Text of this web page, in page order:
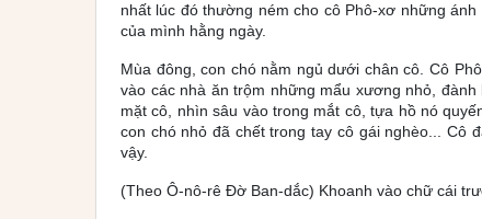
nhất lúc đó thường ném cho cô Phô-xơ những
của mình hằng ngày.
Mùa đông, con chó nằm ngủ dưới chân cô. Cô
vào các nhà ăn trộm những mẩu xương nhỏ,
mặt cô, nhìn sâu vào trong mắt cô, tựa hồ nó
con chó nhỏ đã chết trong tay cô gái nghèo... Cô
vậy.
(Theo Ô-nô-rê Đờ Ban-dắc) Khoanh vào chữ cái